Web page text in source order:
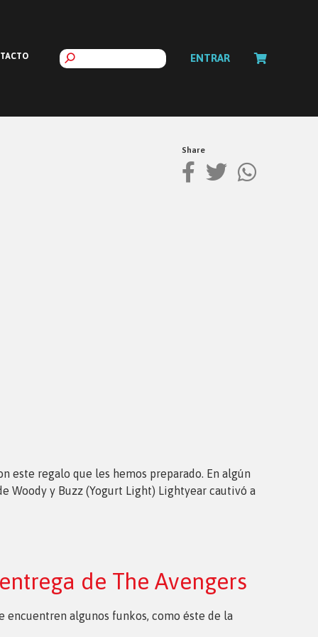
ENTRAR
Share
este regalo que les hemos preparado. En algún
Woody y Buzz (Yogurt Light) Lightyear cautivó a
de The Avengers
encuentren algunos funkos, como éste de la